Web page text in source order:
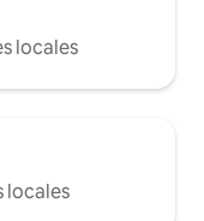
locales
locales